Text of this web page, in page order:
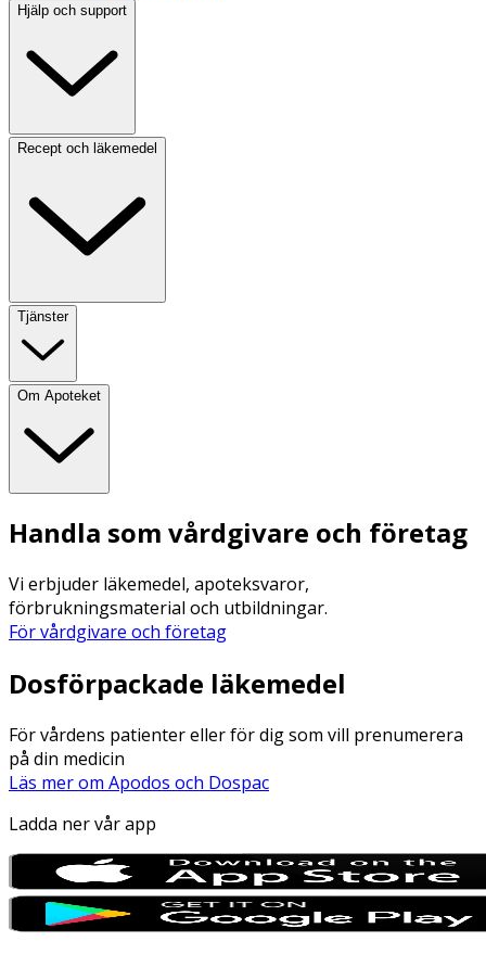
Hjälp och support
Recept och läkemedel
Tjänster
Om Apoteket
Handla som vårdgivare och företag
Vi erbjuder läkemedel, apoteksvaror,
förbrukningsmaterial och utbildningar.
För vårdgivare och företag
Dosförpackade läkemedel
För vårdens patienter eller för dig som vill prenumerera
på din medicin
Läs mer om Apodos och Dospac
Ladda ner vår app